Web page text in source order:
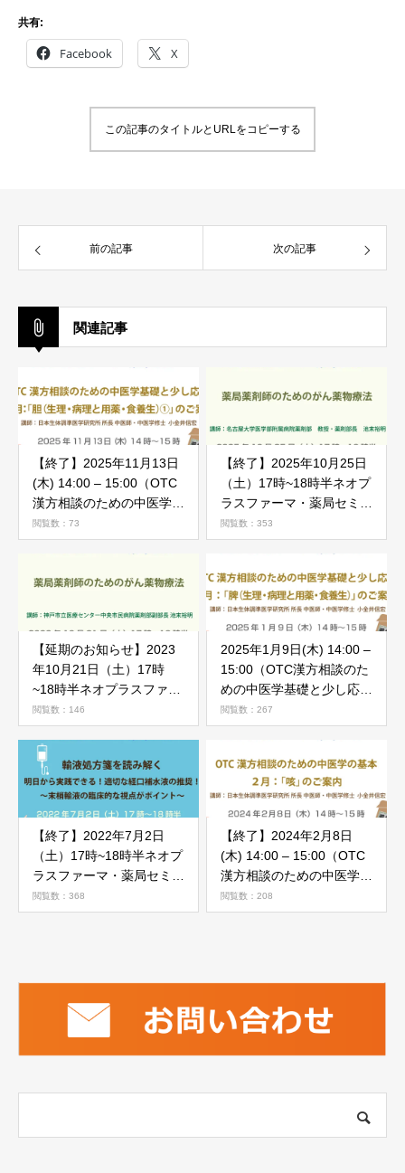
共有:
Facebook X
この記事のタイトルとURLをコピーする
前の記事 次の記事
関連記事
【終了】2025年11月13日
(木) 14:00 – 15:00（OTC
漢方相談のための中医学基
礎と少し応用） 11月「胆
（生理・病理と用薬・食養
閲覧数：73
【終了】2025年10月25日
（土）17時~18時半ネオプ
ラスファーマ・薬局セミナ
ー「がん薬物療法勉強会」
のご案内
閲覧数：353
【延期のお知らせ】2023
年10月21日（土）17時
~18時半ネオプラスファー
マ・薬局セミナー「がん薬
物療法勉強会」のご案内
閲覧数：146
2025年1月9日(木) 14:00 –
15:00（OTC漢方相談のた
めの中医学基礎と少し応
用） 1月「脾（生理・病
理と用薬・食養生）」
閲覧数：267
【終了】2022年7月2日
（土）17時~18時半ネオプ
ラスファーマ・薬局セミナ
ー「輸液処方箋を読み解
く」のご案内
閲覧数：368
【終了】2024年2月8日
(木) 14:00 – 15:00（OTC
漢方相談のための中医学の
基本）2月「咳」
閲覧数：208